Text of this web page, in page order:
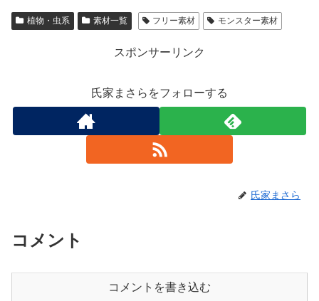
植物・虫系 素材一覧 フリー素材 モンスター素材
スポンサーリンク
氏家まさらをフォローする
氏家まさら
コメント
コメントを書き込む